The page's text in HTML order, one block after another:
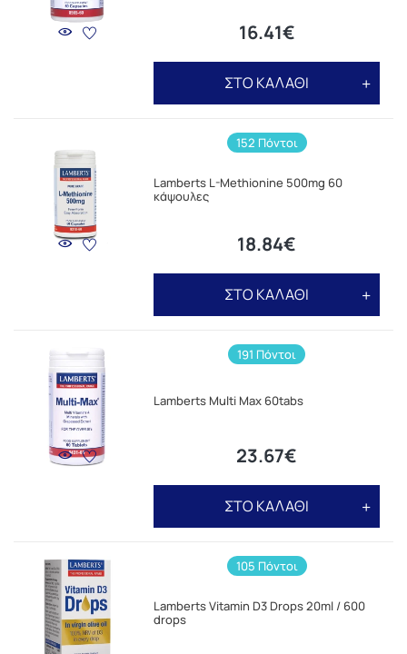
16.41€
ΣΤΟ ΚΑΛΑΘΙ
152 Πόντοι
Lamberts L-Methionine 500mg 60
κάψουλες
18.84€
ΣΤΟ ΚΑΛΑΘΙ
191 Πόντοι
Lamberts Multi Max 60tabs
23.67€
ΣΤΟ ΚΑΛΑΘΙ
105 Πόντοι
Lamberts Vitamin D3 Drops 20ml / 600
drops